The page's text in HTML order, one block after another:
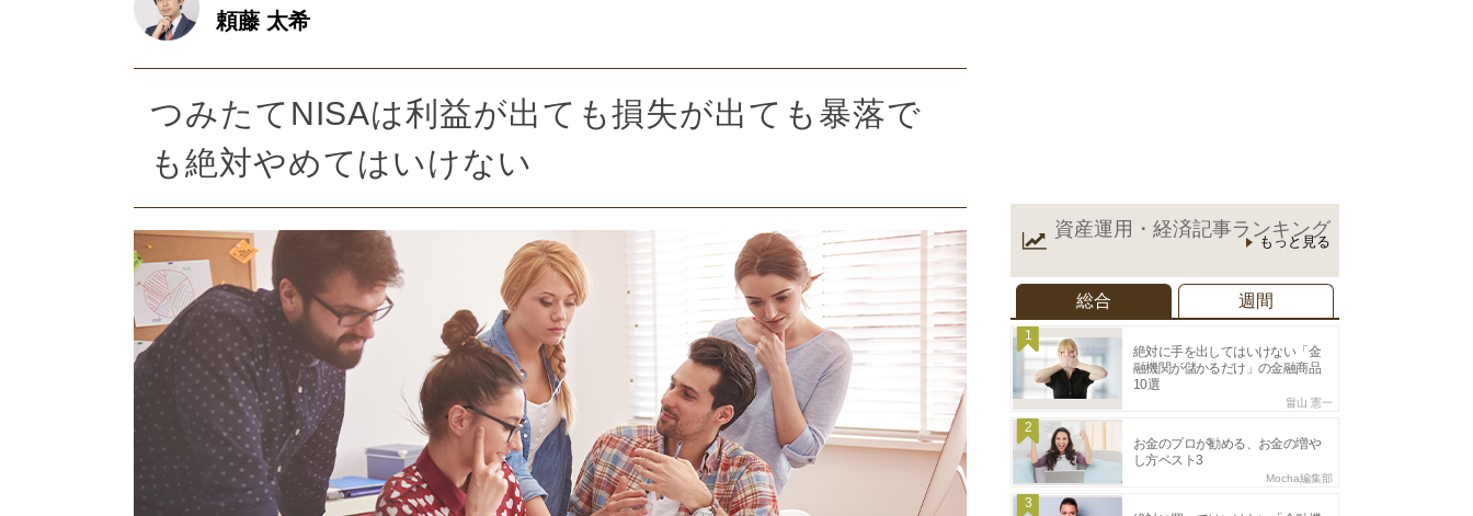
頼藤 太希
つみたてNISAは利益が出ても損失が出ても暴落で
も絶対やめてはいけない
資産運用・経済記事ランキング
もっと見る
総合 週間
1
絶対に手を出してはいけない「金
融機関が儲かるだけ」の金融商品
10選
畠山 憲一
2
お金のプロが勧める、お金の増や
し方ベスト3
Mocha編集部
3